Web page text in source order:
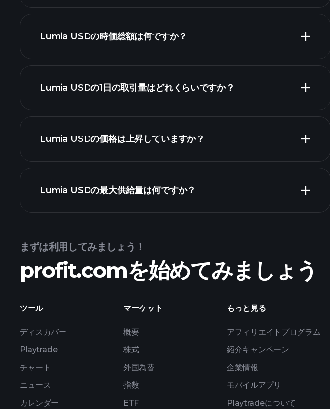
高度なチャート
Lumia USDの時価総額は何ですか？
暗号通貨のリ
Lumia USDの1日の取引量はどれくらいですか？
このリスト
Lumia USDの価格は上昇していますか？
Lumia USDチャート
Lumia USDの最大供給量は何ですか？
まずは利用してみましょう！
profit.comを始めてみましょう
ツール
ディスカバー
Playtrade
チャート
ニュース
カレンダー
マーケット
概要
株式
外国為替
指数
ETF
もっと見る
アフィリエイトプログラム
紹介キャンペーン
企業情報
モバイルアプリ
Playtradeについて